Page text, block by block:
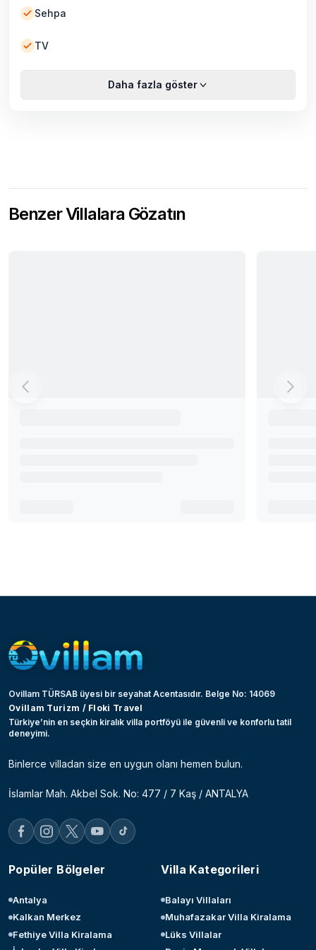
Sehpa
TV
Daha fazla göster
Benzer Villalara Gözatın
Ovillam TÜRSAB üyesi bir seyahat Acentasıdır. Belge No: 14069
Ovillam Turizm / Floki Travel
Türkiye’nin en seçkin kiralık villa portföyü ile güvenli ve konforlu tatil
deneyimi.
Binlerce villadan size en uygun olanı hemen bulun.
İslamlar Mah. Akbel Sok. No: 477 / 7 Kaş / ANTALYA
Popüler Bölgeler
Antalya
Kalkan Merkez
Fethiye Villa Kiralama
Villa Kategorileri
Balayı Villaları
Muhafazakar Villa Kiralama
Lüks Villalar